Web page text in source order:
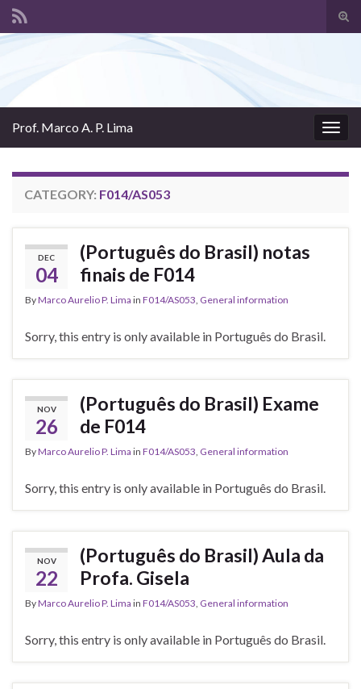
Prof. Marco A. P. Lima
CATEGORY: F014/AS053
DEC
04
(Português do Brasil) notas
finais de F014
ByMarco Aurelio P. Lima in F014/AS053, General information
Sorry, this entry is only available in Português do Brasil.
NOV
26
(Português do Brasil) Exame
de F014
ByMarco Aurelio P. Lima in F014/AS053, General information
Sorry, this entry is only available in Português do Brasil.
NOV
22
(Português do Brasil) Aula da
Profa. Gisela
ByMarco Aurelio P. Lima in F014/AS053, General information
Sorry, this entry is only available in Português do Brasil.